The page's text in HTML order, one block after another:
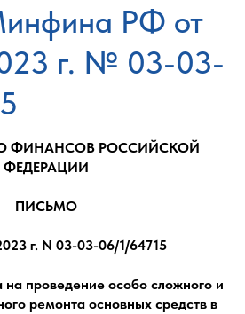
РФ от
г. № 03-03-
ФИНАНСОВ РОССИЙСКОЙ
ФЕДЕРАЦИИ
ПИСЬМО
г. N 03-03-06/1/64715
проведение особо сложного и
ремонта основных средств в